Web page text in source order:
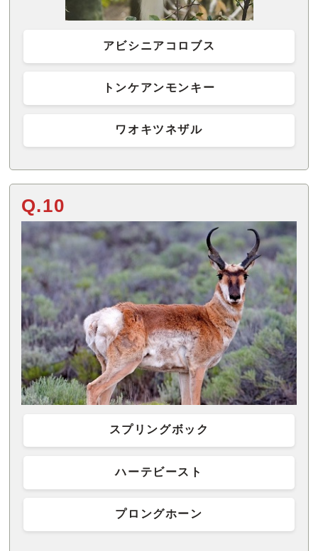
アビシニアコロブス
トンケアンモンキー
ワオキツネザル
Q.10
スプリングボック
ハーテビースト
プロングホーン